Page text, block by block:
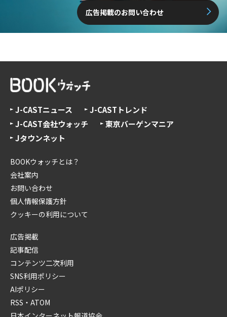
広告掲載のお問い合わせ
J-CASTニュース
J-CASTトレンド
J-CAST会社ウォッチ
東京バーゲンマニア
Jタウンネット
BOOKウォッチとは？
会社案内
お問い合わせ
個人情報保護方針
クッキーの利用について
広告掲載
記事配信
コンテンツ二次利用
SNS利用ポリシー
AIポリシー
RSS・ATOM